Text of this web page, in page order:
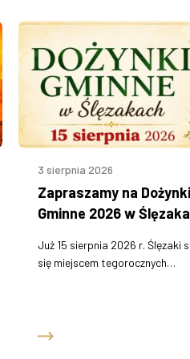
3 sierpnia 2026
Zapraszamy na Dożynki
Gminne 2026 w
Już 15 sierpnia 2026 r. Ślęzaki
się miejscem tegorocznych…